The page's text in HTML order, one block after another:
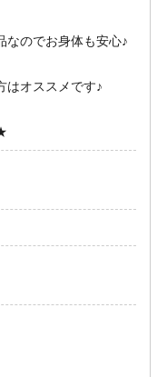
なのでお身体も安心♪
はオススメです♪